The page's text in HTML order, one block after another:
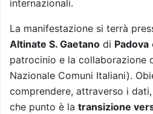
internazionali.
La manifestazione si terrà
Altinate S. Gaetano di Padova
patrocinio e la collaborazione
Nazionale Comuni Italiani).
comprendere, attraverso i
che punto è la transizione